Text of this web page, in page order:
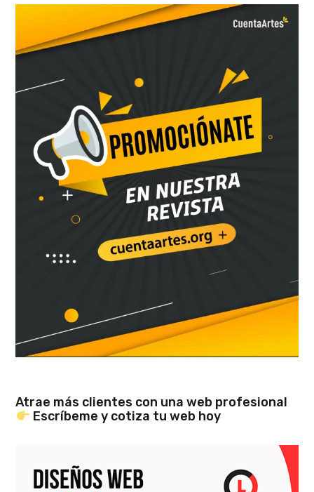
Atrae más clientes con una web profesional
Escríbeme y cotiza tu web hoy